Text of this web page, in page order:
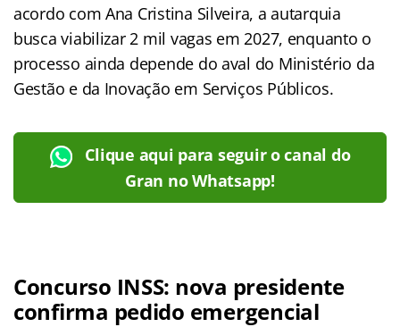
acordo com Ana Cristina Silveira, a autarquia
busca viabilizar 2 mil vagas em 2027, enquanto o
processo ainda depende do aval do Ministério da
Gestão e da Inovação em Serviços Públicos.
Clique aqui para seguir o canal do
Gran no Whatsapp!
Concurso INSS: nova presidente
confirma pedido emergencial